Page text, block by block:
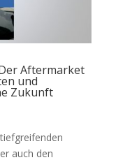
Aftermarket
und
Zukunft
auch den